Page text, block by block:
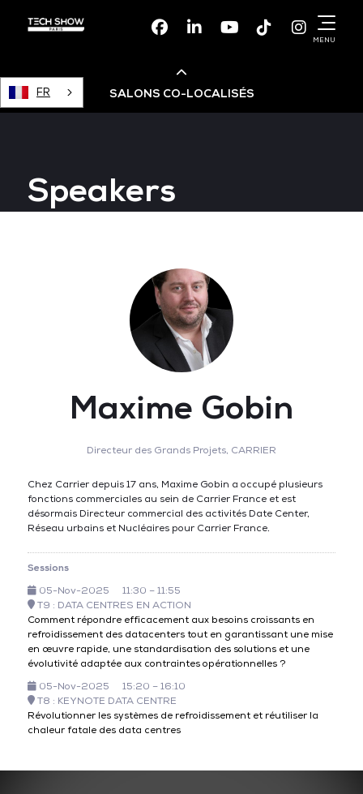
FacebookLinkedinYoutubeTikTok
MENU
FR SALONS CO-LOCALISÉS
Devops Live
Data & AI Leaders Summit
Speakers
Maxime Gobin
Directeur des Grands Projets, CARRIER
Chez Carrier depuis 17 ans, Maxime Gobin a occupé plusieurs
fonctions commerciales au sein de Carrier France et est
désormais Directeur commercial des activités Date Center,
Réseau urbains et Nucléaires pour Carrier France.
Sessions
05-Nov-2025
11:30 – 11:55
T9 : DATA CENTRES EN ACTION
Comment répondre efficacement aux besoins croissants en
refroidissement des datacenters tout en garantissant une mise
en œuvre rapide, une standardisation des solutions et une
évolutivité adaptée aux contraintes opérationnelles ?
05-Nov-2025
15:20 – 16:10
T8 : KEYNOTE DATA CENTRE
Révolutionner les systèmes de refroidissement et réutiliser la
chaleur fatale des data centres